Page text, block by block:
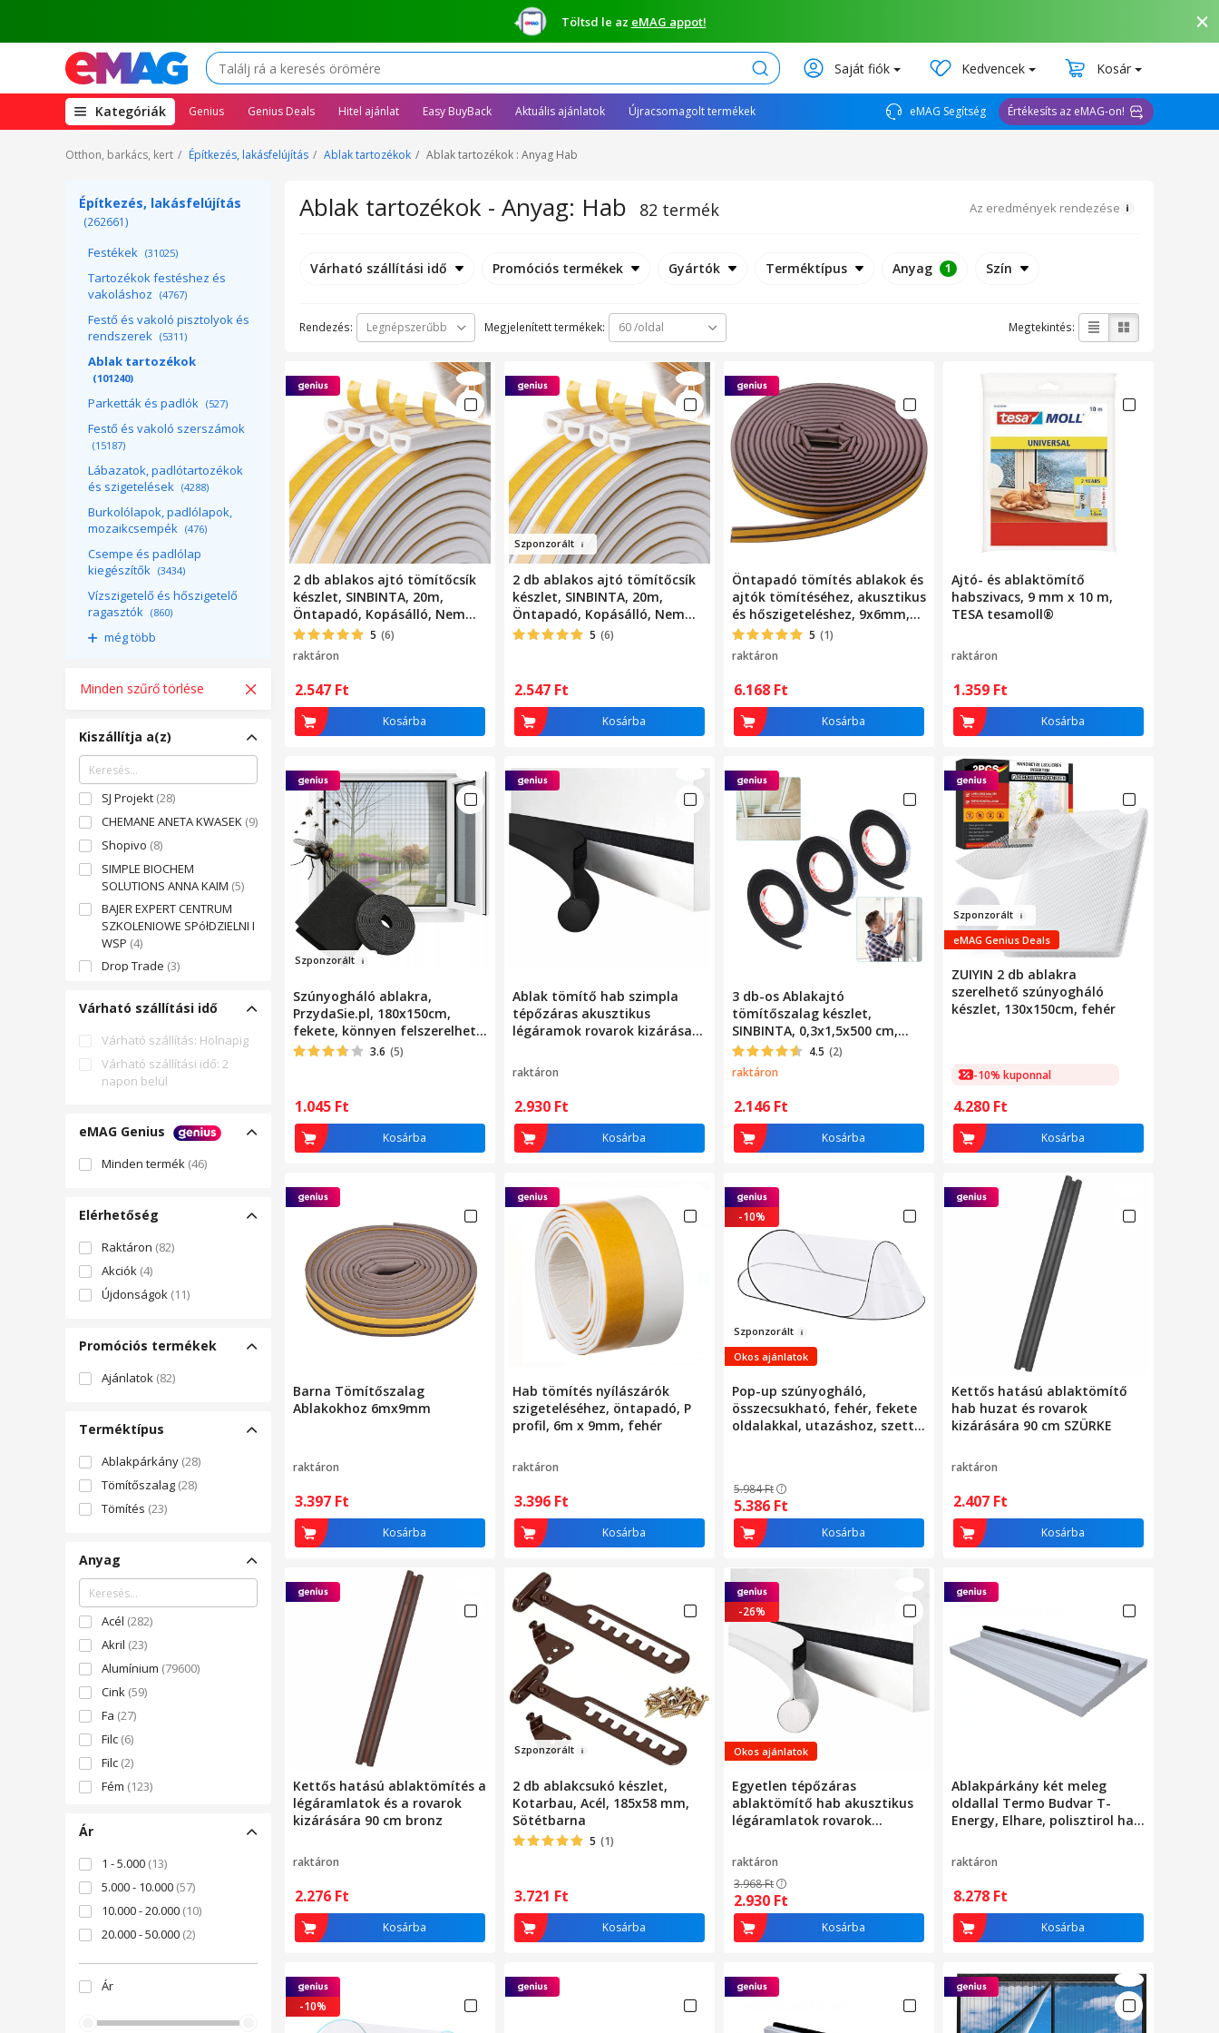
Töltsd le az eMAG appot!
Keresés Saját fiók Kedvencek Kosár
Kategóriák(open
megamenu)
Genius Genius Deals Hitel ajánlat Easy BuyBack Aktuális ajánlatok Újracsomagolt termékek eMAG Segítség Értékesíts az eMAG-on!
Otthon, barkács, kert Építkezés, lakásfelújítás Ablak tartozékok Ablak tartozékok : Anyag Hab
Építkezés, lakásfelújítás
(262661)
Festékek (31025)
Tartozékok festéshez és
vakoláshoz (4767)
Festő és vakoló pisztolyok és
rendszerek (5311)
Ablak tartozékok
(101240)
Parketták és padlók (527)
Festő és vakoló szerszámok
(15187)
Lábazatok, padlótartozékok
és szigetelések (4288)
Burkolólapok, padlólapok,
mozaikcsempék (476)
Csempe és padlólap
kiegészítők (3434)
Vízszigetelő és hőszigetelő
ragasztók (860)
még több
Minden szűrő törlése
Kiszállítja a(z)
SJ Projekt (28)
CHEMANE ANETA KWASEK (9)
Shopivo (8)
SIMPLE BIOCHEM
SOLUTIONS ANNA KAIM (5)
BAJER EXPERT CENTRUM
SZKOLENIOWE SPółDZIELNI I
WSP (4)
Drop Trade (3)
MOTO COMPANY (3)
RBU(3)
eMAG(2)
Teuk Shop(2)
PROHAN SPÓŁKA Z
ODPOWIEDZIALNOŚCIĄ
GLOBART ARTUR
Iroda24(1)
Co&Ralu Best Deals
M KATKA KFT(1)
DETEXPOL SPÓŁKA Z
ODPOWIEDZIALNOŚCIĄ
OGRANICZONĄ
ODPOWIEDZIALNO
92MUSIC SPÓŁKA Z
OGRANICZONĄ
ODPOWIEDZIALNOŚCIĄ
PROSPERO - PATRYK
POLSKI MATERAC GROUP
(1)
PD‑TRANS PIOTR
SZCZUROWSKI
Várható szállítási idő
Várható szállítás: Holnapig
Várható szállítási idő: 2
napon belül
eMAG Genius
Minden termék (46)
Elérhetőség
Raktáron (82)
Akciók (4)
Újdonságok (11)
Promóciós termékek
Ajánlatok (82)
Terméktípus
Ablakpárkány (28)
Tömítőszalag (28)
Tömítés (23)
Anyag
Acél (282)
Akril (23)
Alumínium (79600)
Cink (59)
Fa (27)
Filc (6)
Filc (2)
Fém (123)
Hálós anyag
Mikroszálas(4)
Műanyag(39421)
Nylon (137)
Parafa(65)
Ár
1 - 5.000 (13)
5.000 - 10.000 (57)
10.000 - 20.000 (10)
20.000 - 50.000 (2)
Ár
Ablak tartozékok - Anyag: Hab 82 termék Az eredmények rendezése
Várható szállítási idő Promóciós termékek Gyártók Terméktípus Anyag 1 Szín
Rendezés: Legnépszerűbb Megjelenített termékek: 60 /oldal Megtekintés:
2 db ablakos ajtó tömítőcsík
készlet, SINBINTA, 20m,
Öntapadó, Kopásálló, Nem
könnyen deformálható,
Könnyen használható,
Zajcsökkentő, Gumihab, Fehér
5 (6)
raktáron
2.547 Ft
Kosárba
Szponzorált
2 db ablakos ajtó tömítőcsík
készlet, SINBINTA, 20m,
Öntapadó, Kopásálló, Nem
könnyen deformálható,
5 (6)
2.547 Ft
Kosárba
Öntapadó tömítés ablakok és
ajtók tömítéséhez, akusztikus
és hőszigeteléshez, 9x6mm,
10m hosszú, barna
5 (1)
raktáron
6.168 Ft
Kosárba
Ajtó- és ablaktömítő
habszivacs, 9 mm x 10 m,
TESA tesamoll®
raktáron
1.359 Ft
Kosárba
Szponzorált
Szúnyogháló ablakra,
PrzydaSie.pl, 180x150cm,
fekete, könnyen felszerelhető
ragasztószalaggal
3.6 (5)
1.045 Ft
Kosárba
Ablak tömítő hab szimpla
tépőzáras akusztikus
légáramok rovarok kizárása
raktáron
2.930 Ft
Kosárba
3 db-os Ablakajtó
tömítőszalag készlet,
SINBINTA, 0,3x1,5x500 cm,
Öntapadó, Kopásálló,
Ütésálló, Nem könnyen
deformálható, Könnyen
használható, Zajcsökkentő,
Szivacsos gumihab, Fekete
4.5 (2)
raktáron
2.146 Ft
Kosárba
Szponzorált
eMAG Genius Deals
ZUIYIN 2 db ablakra
szerelhető szúnyogháló
készlet, 130x150cm, fehér
-10% kuponnal
4.280 Ft
Kosárba
Barna Tömítőszalag
Ablakokhoz 6mx9mm
raktáron
3.397 Ft
Kosárba
Hab tömítés nyílászárók
szigeteléséhez, öntapadó, P
profil, 6m x 9mm, fehér
raktáron
3.396 Ft
Kosárba
-10%
Szponzorált
Okos ajánlatok
Pop-up szúnyogháló,
összecsukható, fehér, fekete
oldalakkal, utazáshoz, szett
5.984Ft
5.386 Ft
Kosárba
Kettős hatású ablaktömítő
hab huzat és rovarok
kizárására 90 cm SZÜRKE
raktáron
2.407 Ft
Kosárba
Kettős hatású ablaktömítés a
légáramlatok és a rovarok
kizárására 90 cm bronz
raktáron
2.276 Ft
Kosárba
Szponzorált
2 db ablakcsukó készlet,
Kotarbau, Acél, 185x58 mm,
Sötétbarna
5 (1)
3.721 Ft
Kosárba
-26%
Okos ajánlatok
Egyetlen tépőzáras
ablaktömítő hab akusztikus
légáramlatok rovarok
raktáron
3.968Ft
2.930 Ft
Kosárba
Ablakpárkány két meleg
oldallal Termo Budvar T-
Energy, Elhare, polisztirol hab,
raktáron
8.278 Ft
Kosárba
-10%